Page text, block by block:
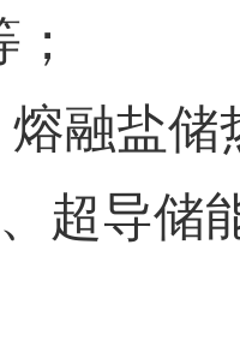
熔融盐储
超导储